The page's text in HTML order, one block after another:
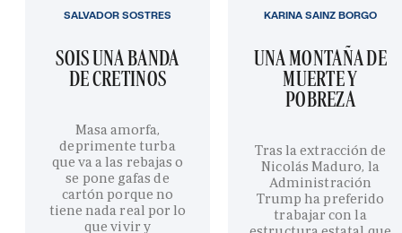
SOIS UNA BANDA
DE CRETINOS
Masa amorfa,
deprimente turba
que va a las rebajas o
se pone gafas de
cartón porque no
tiene nada real por lo
que vivir y
SALVADOR SOSTRES
UNA MONTAÑA DE
MUERTE Y
POBREZA
Tras la extracción de
Nicolás Maduro, la
Administración
Trump ha preferido
trabajar con la
KARINA SAINZ BORGO